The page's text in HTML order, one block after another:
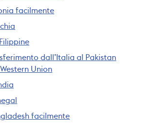
facilmente
dall’Italia al Pakistan
Union
facilmente